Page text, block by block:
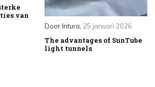
van
DoorIntura, 25 januari 2026
The advantages of SunTube
light tunnels